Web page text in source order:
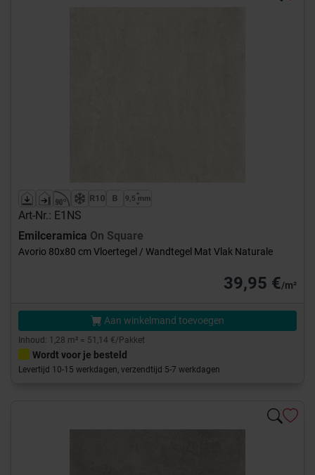
Art-Nr.: E1NS
Emilceramica On Square
Avorio 80x80 cm Vloertegel / Wandtegel Mat Vlak Naturale
39,95 €/m²
Aan winkelmand toevoegen
Inhoud: 1,28 m² = 51,14 €/Pakket
Wordt voor je besteld
Levertijd 10-15 werkdagen, verzendtijd 5-7 werkdagen